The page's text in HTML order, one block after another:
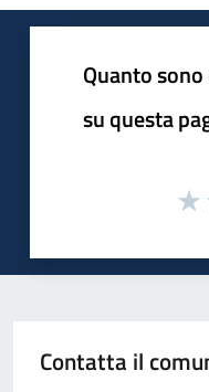
Quanto
su questa
Contatta il